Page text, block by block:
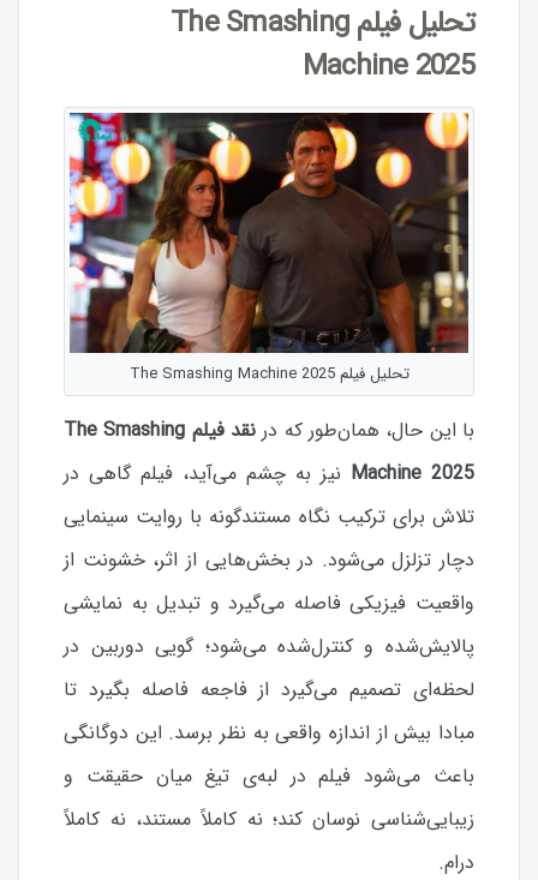
تحلیل فیلم The Smashing
Machine 2025
تحلیل فیلم The Smashing Machine 2025
با این حال، همان‌طور که در
نقد فیلم The Smashing
Machine 2025 نیز به چشم می‌آید، فیلم گاهی در
تلاش برای ترکیب نگاه مستندگونه با روایت سینمایی
دچار تزلزل می‌شود. در بخش‌هایی از اثر، خشونت از
واقعیت فیزیکی فاصله می‌گیرد و تبدیل به نمایشی
پالایش‌شده و کنترل‌شده می‌شود؛ گویی دوربین در
لحظه‌ای تصمیم می‌گیرد از فاجعه فاصله بگیرد تا
مبادا بیش از اندازه واقعی به نظر برسد. این دوگانگی
باعث می‌شود فیلم در لبه‌ی تیغ میان حقیقت و
زیبایی‌شناسی نوسان کند؛ نه کاملاً مستند، نه کاملاً
درام.